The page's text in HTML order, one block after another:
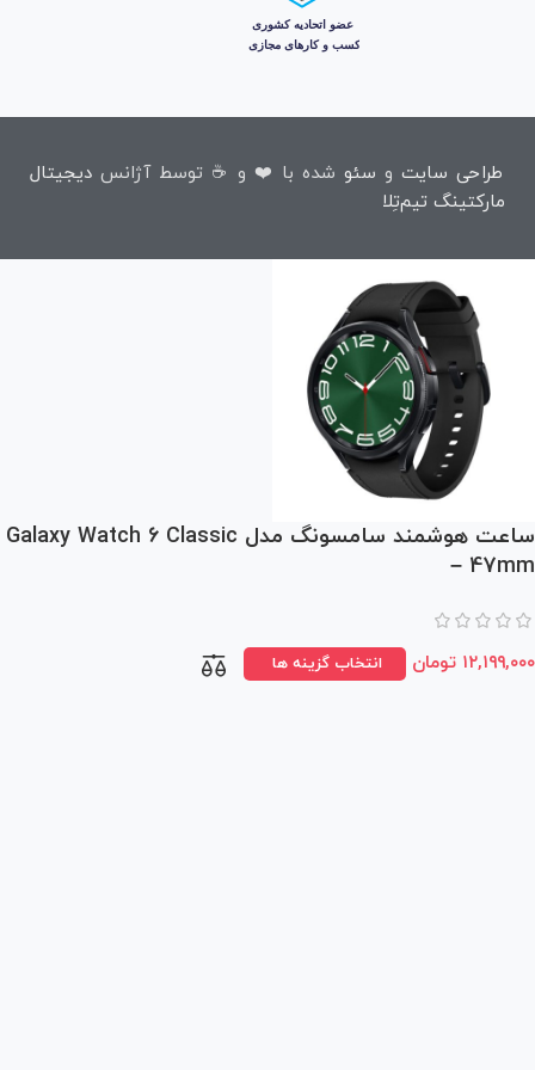
طراحی سایتو سئو شده با ❤️ و ☕ توسط آژانس دیجیتال
مارکتینگ تیم‌تِلا
ساعت هوشمند سامسونگ مدل Galaxy Watch 6 Classic
– 47mm
۱۲,۱۹۹,۰۰۰ تومان انتخاب گزینه ها